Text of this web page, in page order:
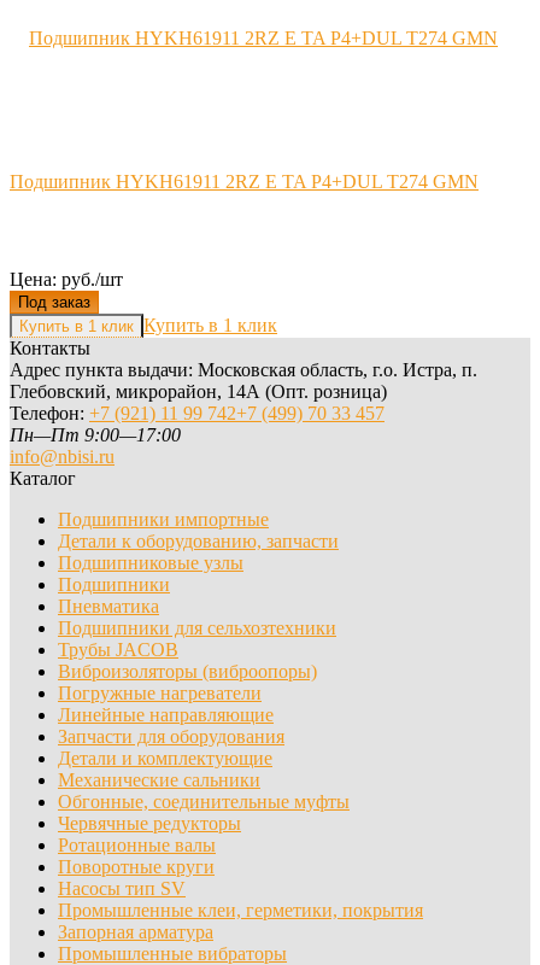
Подшипник HYKH61911 2RZ E TA P4+DUL T274 GMN
Цена: руб./шт
Под заказ
Купить в 1 клик
Контакты
Адрес пункта выдачи: Московская область, г.о. Истра, п.
Глебовский, микрорайон, 14А (Опт. розница)
Телефон: +7 (921) 11 99 742+7 (499) 70 33 457
Пн—Пт 9:00—17:00
info@nbisi.ru
Каталог
Подшипники импортные
Детали к оборудованию, запчасти
Подшипниковые узлы
Подшипники
Пневматика
Подшипники для сельхозтехники
Трубы JACOB
Виброизоляторы (виброопоры)
Погружные нагреватели
Линейные направляющие
Запчасти для оборудования
Детали и комплектующие
Механические сальники
Обгонные, соединительные муфты
Червячные редукторы
Ротационные валы
Поворотные круги
Насосы тип SV
Промышленные клеи, герметики, покрытия
Запорная арматура
Промышленные вибраторы